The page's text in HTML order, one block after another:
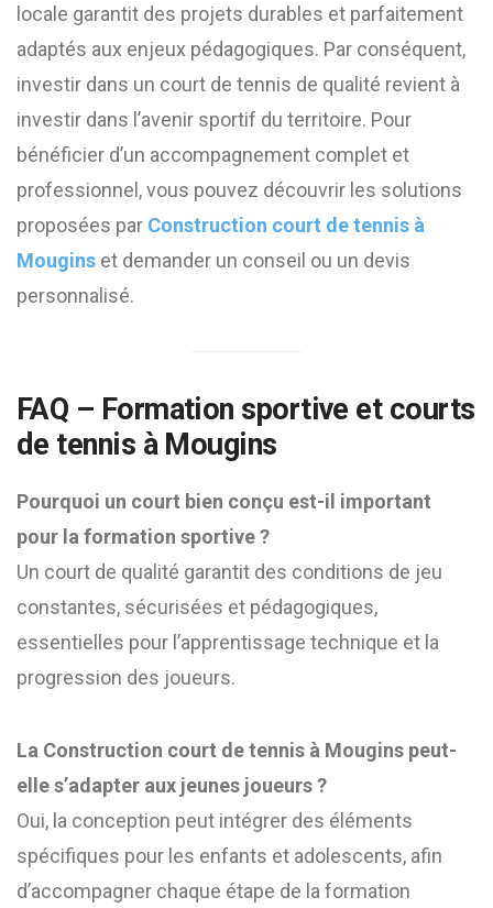
locale garantit des projets durables et parfaitement
adaptés aux enjeux pédagogiques. Par conséquent,
investir dans un court de tennis de qualité revient à
investir dans l’avenir sportif du territoire. Pour
bénéficier d’un accompagnement complet et
professionnel, vous pouvez découvrir les solutions
proposées par Construction court de tennis à
Mougins et demander un conseil ou un devis
personnalisé.
FAQ – Formation sportive et courts
de tennis à Mougins
Pourquoi un court bien conçu est-il important
pour la formation sportive ?
Un court de qualité garantit des conditions de jeu
constantes, sécurisées et pédagogiques,
essentielles pour l’apprentissage technique et la
progression des joueurs.
La Construction court de tennis à Mougins peut-
elle s’adapter aux jeunes joueurs ?
Oui, la conception peut intégrer des éléments
spécifiques pour les enfants et adolescents, afin
d’accompagner chaque étape de la formation